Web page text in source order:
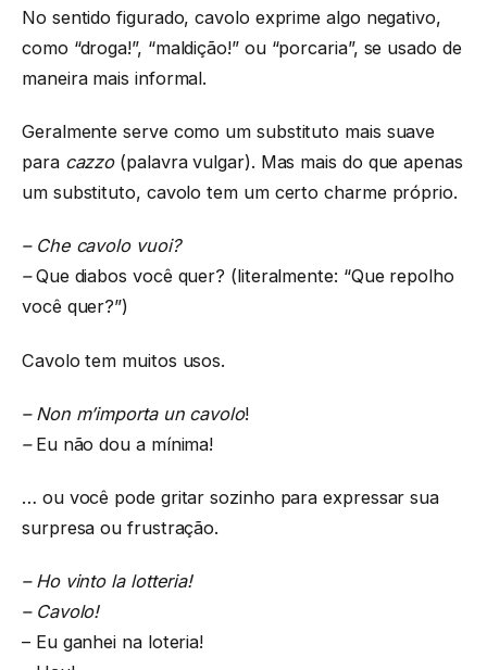
No sentido figurado, cavolo exprime algo negativo,
como “droga!”, “maldição!” ou “porcaria”, se usado de
maneira mais informal.
Geralmente serve como um substituto mais suave
para cazzo(palavra vulgar). Mas mais do que apenas
um substituto, cavolo tem um certo charme próprio.
– Che cavolo vuoi?
–Que diabos você quer? (literalmente: “Que repolho
você quer?”)
Cavolo tem muitos usos.
– Non m’importa un cavolo!
–Eu não dou a mínima!
… ou você pode gritar sozinho para expressar sua
surpresa ou frustração.
– Ho vinto la lotteria!
– Cavolo!
– Eu ganhei na loteria!